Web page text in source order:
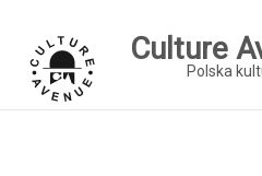
content
Culture
Polska